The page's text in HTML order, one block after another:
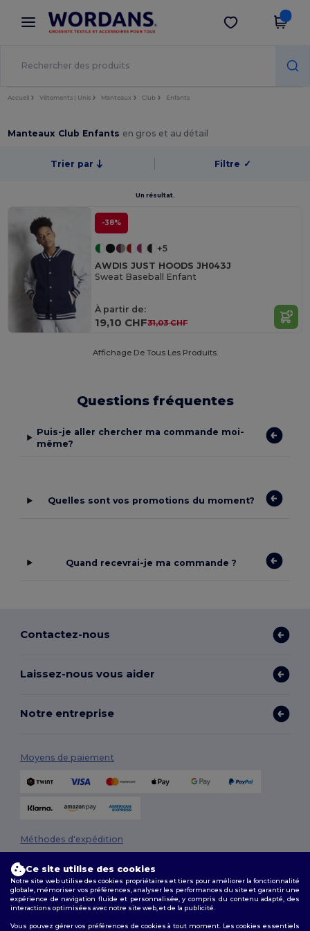
× Appli Wordans
Meilleurs prix sur l’app !
Obtenir l'appli
Accueil Vêtements | Unis Manteaux Club Enfants
Manteaux Club Enfants en gros et au détail
Trier par Filtre ✓
Un résultat.
-38%
+5
AWDIS JUST HOODS JH043J
Sweat Baseball Enfant
À partir de:
19,10 CHF31,03 CHF
Affichage De Tous Les Produits.
Questions fréquentes
Puis-je aller chercher ma commande moi-
même?
Quelles sont vos promotions du moment?
Quand recevrai-je ma commande ?
Contactez-nous
Laissez-nous vous aider
Notre entreprise
Moyens de paiement
Méthodes d'expédition
Ce site utilise des cookies
Notre site web utilise des cookies propriétaires et tiers pour améliorer la fonctionnalité
globale, mémoriser vos préférences, analyser les performances du site et garantir une
expérience de navigation fluide et personnalisée, y compris du contenu adapté, des
interactions optimisées avec notre site web, et de la publicité.
Vous pouvez gérer vos préférences de cookies à tout moment. Les cookies essentiels